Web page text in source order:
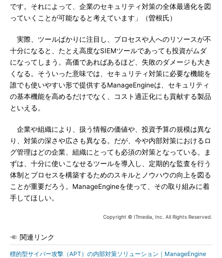
です。それによって、企業のセキュリティ対策の全体最適化を図
っていくことが可能なると考えています」（曽根氏）
実際、ツールばかりに注目し、プロセスや人へのリソースが不
十分になると、たとえ高度なSIEMツールであっても投資がムダ
になってしまう。高価であればあるほど、失敗のダメージも大き
くなる。そういった意味では、セキュリティ対策に必要な機能を
誰でも使いやすい形で提供するManageEngineは、セキュリティ
の基本機能を高めるだけでなく、コスト適正化にも貢献する製品
といえる。
企業や組織により、扱う情報の価値や、投資予算の規模は異な
り、対策の深さや広さも異なる。だが、今や内部対策におけるロ
グ管理はどの企業、組織にとっても必須の対策となっている。ま
ずは、十分に使いこなせるツールを導入し、定期的な監査を行う
体制とプロセスを構築するためのスキルとノウハウの向上を図る
ことが重要だろう。ManageEngineを使って、その取り組みに着
手してほしい。
Copyright © ITmedia, Inc. All Rights Reserved.
関連リンク
標的型サイバー攻撃（APT）の内部対策ソリューション｜ManageEngine